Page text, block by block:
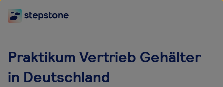
Praktikum Vertrieb Gehälter
in Deutschland